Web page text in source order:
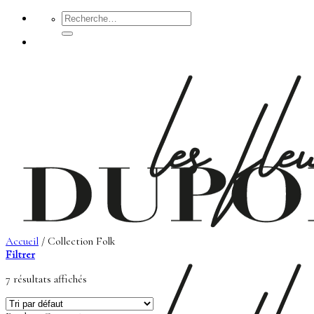
Passer
contenu
Recherche
pour :
Accueil / Collection Folk
Filtrer
7 résultats affichés